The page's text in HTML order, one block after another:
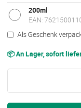
200ml
EAN:
Als Geschenk
📦 An Lager, sofort
-